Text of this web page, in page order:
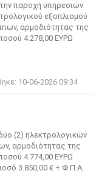
παροχή υπηρεσιών
εξοπλισμού
αρμοδιότητας της
4.278,00 ΕΥΡΩ
10-06-2026 09:34
(2) ηλεκτρολογικών
αρμοδιότητας της
4.774,00 ΕΥΡΩ
3.850,00 € + Φ.Π.Α.